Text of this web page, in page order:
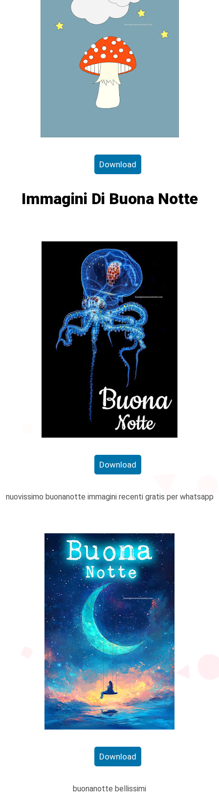
Download
Immagini Di Buona Notte
Download
nuovissimo buonanotte immagini recenti gratis per whatsapp
Download
buonanotte bellissimi